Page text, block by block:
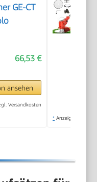
GE-CT
66,53 €
ansehen
Versandkosten
* Anzeige